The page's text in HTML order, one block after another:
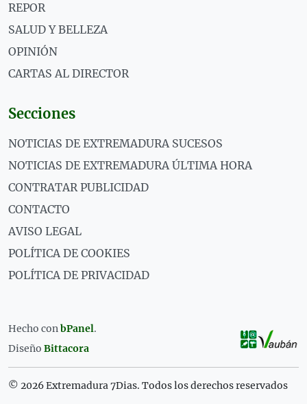
REPOR
SALUD Y BELLEZA
OPINIÓN
CARTAS AL DIRECTOR
Secciones
NOTICIAS DE EXTREMADURA SUCESOS
NOTICIAS DE EXTREMADURA ÚLTIMA HORA
CONTRATAR PUBLICIDAD
CONTACTO
AVISO LEGAL
POLÍTICA DE COOKIES
POLÍTICA DE PRIVACIDAD
Hecho conbPanel.
Diseño Bittacora
© 2026 Extremadura 7Dias. Todos los derechos reservados